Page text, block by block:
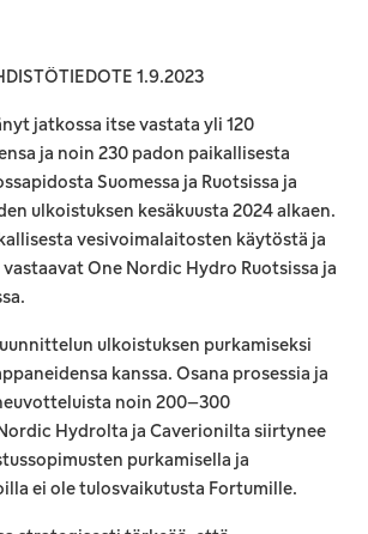
1.9.2023
jatkossa itse vastata yli 120
ja noin 230 padon paikallisesta
Suomessa ja Ruotsissa ja
ulkoistuksen kesäkuusta 2024 alkaen.
vesivoimalaitosten käytöstä ja
One Nordic Hydro Ruotsissa ja
ulkoistuksen purkamiseksi
kanssa. Osana prosessia ja
noin 200–300
Hydrolta ja Caverionilta siirtynee
purkamisella ja
ei ole tulosvaikutusta Fortumille.